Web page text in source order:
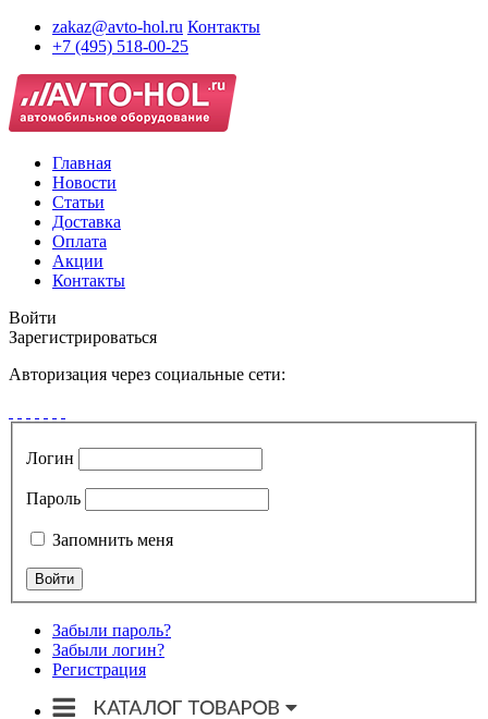
zakaz@avto-hol.ru Контакты
+7 (495) 518-00-25
Главная
Новости
Статьи
Доставка
Оплата
Акции
Контакты
Войти
Зарегистрироваться
Авторизация через социальные сети:
Логин
Пароль
Запомнить меня
Забыли пароль?
Забыли логин?
Регистрация